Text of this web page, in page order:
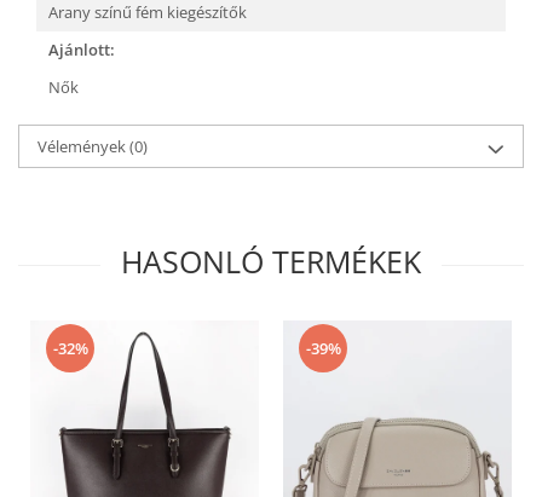
Arany színű fém kiegészítők
Ajánlott:
Nők
Vélemények(0)
HASONLÓ TERMÉKEK
-32% -39%